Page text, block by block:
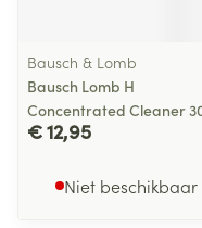
Bausch & Lomb
Bausch Lomb H
Concentrated Cleaner
€ 12,95
Niet beschikbaar